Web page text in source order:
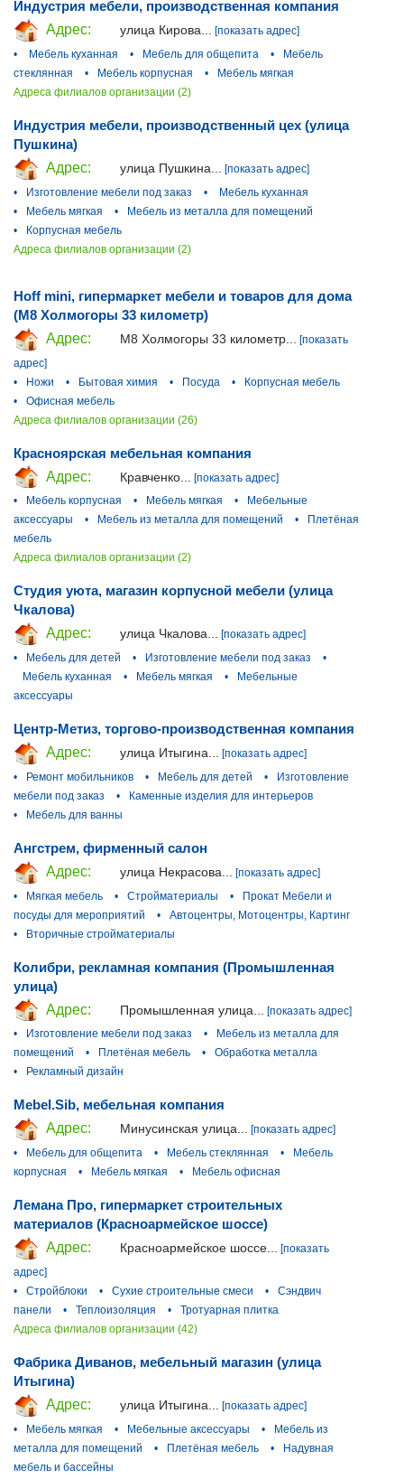
Индустрия мебели, производственная компания
Адрес:
улица Кирова... [показать адрес]
•
Мебель куханная • Мебель для общепита •
Мебель
стеклянная
• Мебель корпусная •
Мебель мягкая
Адреса филиалов организации (2)
Индустрия мебели, производственный цех (улица
Пушкина)
Адрес:
улица Пушкина...
[показать адрес]
•
Изготовление мебели под заказ •
Мебель куханная
•
Мебель мягкая •
Мебель из металла для помещений
•
Корпусная мебель
Адреса филиалов организации (2)
Hoff mini, гипермаркет мебели и товаров для дома
(М8 Холмогоры 33 километр)
Адрес:
М8 Холмогоры 33 километр...
[показать
адрес]
•
Ножи • Бытовая химия • Посуда •
Корпусная мебель
•
Офисная мебель
Адреса филиалов организации (26)
Красноярская мебельная компания
Адрес:
Кравченко...
[показать адрес]
•
Мебель корпусная • Мебель мягкая •
Мебельные
аксессуары
• Мебель из металла для помещений •
Плетёная
мебель
Адреса филиалов организации (2)
Студия уюта, магазин корпусной мебели (улица
Чкалова)
Адрес:
улица Чкалова... [показать адрес]
•
Мебель для детей • Изготовление мебели под заказ
•
Мебель куханная
• Мебель мягкая •
Мебельные
аксессуары
Центр-Метиз, торгово-производственная компания
Адрес:
улица Итыгина...
[показать адрес]
•
Ремонт мобильников • Мебель для детей •
Изготовление
мебели под заказ
•
Каменные изделия для интерьеров
•
Мебель для ванны
Ангстрем, фирменный салон
Адрес:
улица Некрасова...
[показать адрес]
•
Мягкая мебель • Стройматериалы •
Прокат Мебели и
посуды для мероприятий
•
Автоцентры, Мотоцентры, Картинг
•
Вторичные стройматериалы
Колибри, рекламная компания (Промышленная
улица)
Адрес:
Промышленная улица...
[показать адрес]
•
Изготовление мебели под заказ •
Мебель из металла для
помещений
• Плетёная мебель •
Обработка металла
•
Рекламный дизайн
Mebel.Sib, мебельная компания
Адрес:
Минусинская улица... [показать адрес]
•
Мебель для общепита • Мебель стеклянная •
Мебель
корпусная
• Мебель мягкая • Мебель офисная
Лемана Про, гипермаркет строительных
материалов (Красноармейское шоссе)
Адрес:
Красноармейское шоссе...
[показать
адрес]
•
Стройблоки • Сухие строительные смеси •
Сэндвич
панели
• Теплоизоляция •
Тротуарная плитка
Адреса филиалов организации (42)
Фабрика Диванов, мебельный магазин (улица
Итыгина)
Адрес:
улица Итыгина...
[показать адрес]
•
Мебель мягкая • Мебельные аксессуары •
Мебель из
металла для помещений
• Плетёная мебель •
Надувная
мебель и бассейны